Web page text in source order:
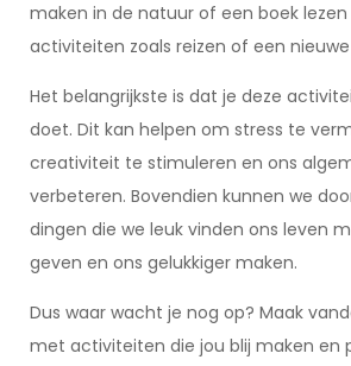
maken in de natuur of een boek
activiteiten zoals reizen of een
Het belangrijkste is dat je deze
doet. Dit kan helpen om stress te
creativiteit te stimuleren en ons
verbeteren. Bovendien kunnen we
dingen die we leuk vinden ons leven
geven en ons gelukkiger maken.
Dus waar wacht je nog op? Maak
met activiteiten die jou blij maken en